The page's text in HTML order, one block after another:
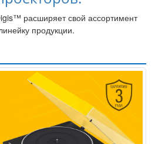
расширяет свой ассортимент
продукции.